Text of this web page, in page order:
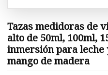
Tazas medidoras de
alto de 50ml, 100ml,
inmersión para leche
mango de madera